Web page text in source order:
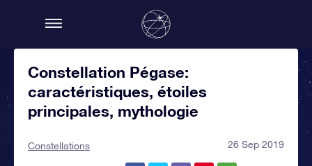
Constellation Pégase:
caractéristiques, étoiles
principales, mythologie
Constellations 26 Sep 2019